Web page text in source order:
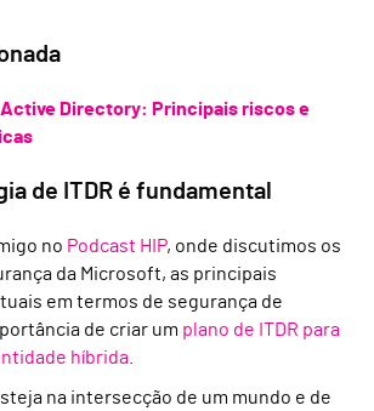
Directory: Principais riscos e
de ITDR é fundamental
no Podcast HIP, onde discutimos os
da Microsoft, as principais
em termos de segurança de
de criar um plano de ITDR para
híbrida
na intersecção de um mundo e de